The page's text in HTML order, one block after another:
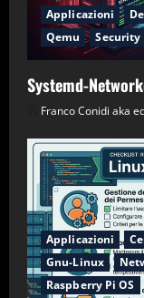
Applicazioni
Qemu
Security
Systemd-
Franco Conidi aka
Applicazioni
Gnu-Linux
Raspberry Pi OS